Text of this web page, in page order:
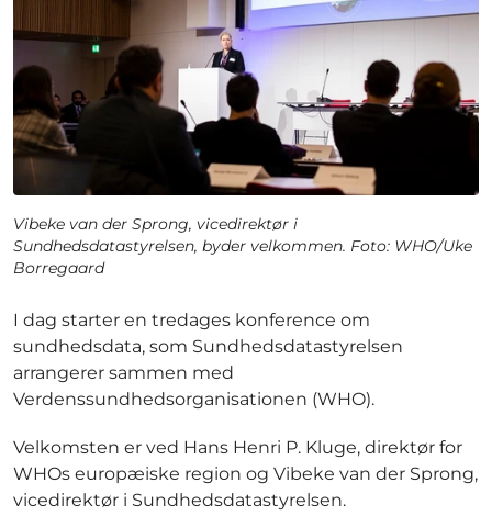
Vibeke van der Sprong, vicedirektør i
Sundhedsdatastyrelsen, byder velkommen. Foto: WHO/Uke
Borregaard
I dag starter en tredages konference om
sundhedsdata, som Sundhedsdatastyrelsen
arrangerer sammen med
Verdenssundhedsorganisationen (WHO).
Velkomsten er ved Hans Henri P. Kluge, direktør for
WHOs europæiske region og Vibeke van der Sprong,
vicedirektør i Sundhedsdatastyrelsen.